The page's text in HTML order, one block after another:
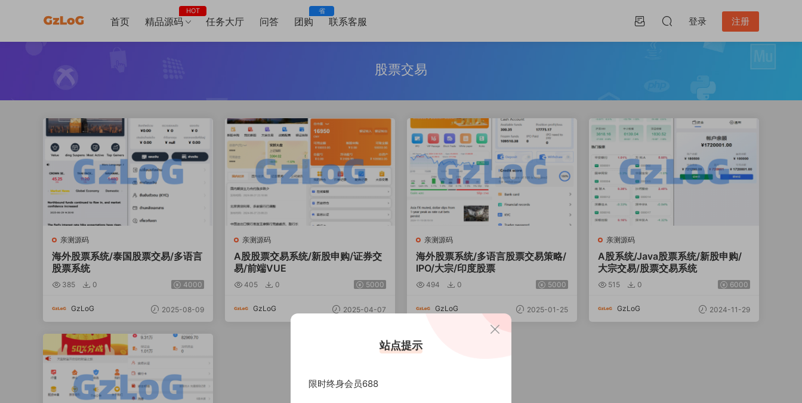
首页 精品源码
HOT
任务大厅 问答 团购
省
联系客服 登录 注册
股票交易
亲测源码
海外股票系统/泰国股票交易/多语言
股票系统
385 0 4000
GzLoG 2025-08-09
亲测源码
A股股票交易系统/新股申购/证券交
易/前端VUE
405 0 5000
GzLoG 2025-04-07
亲测源码
海外股票系统/多语言股票交易策略/
IPO/大宗/印度股票
494 0 5000
GzLoG 2025-01-25
亲测源码
A股系统/Java股票系统/新股申购/
大宗交易/股票交易系统
515 0 6000
GzLoG 2024-11-29
站点提示
限时终身会员688